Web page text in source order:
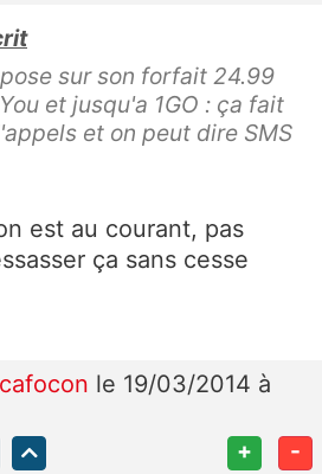
sur son forfait 24.99
et jusqu'a 1GO : ça fait
et on peut dire SMS
est au courant, pas
ça sans cesse
le 19/03/2014 à
+ -